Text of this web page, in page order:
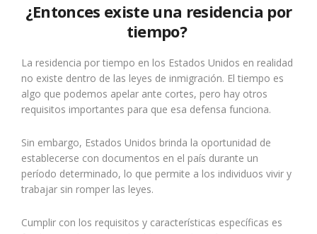
¿Entonces existe una residencia por
tiempo?
La residencia por tiempo en los Estados Unidos en realidad
no existe dentro de las leyes de inmigración. El tiempo es
algo que podemos apelar ante cortes, pero hay otros
requisitos importantes para que esa defensa funciona.
Sin embargo, Estados Unidos brinda la oportunidad de
establecerse con documentos en el país durante un
período determinado, lo que permite a los individuos vivir y
trabajar sin romper las leyes.
Cumplir con los requisitos y características específicas es